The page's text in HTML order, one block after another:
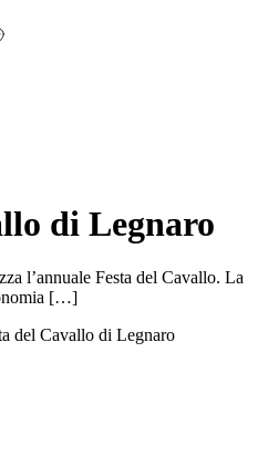
di Legnaro
l’annuale Festa del Cavallo. La
[…]
del Cavallo di Legnaro